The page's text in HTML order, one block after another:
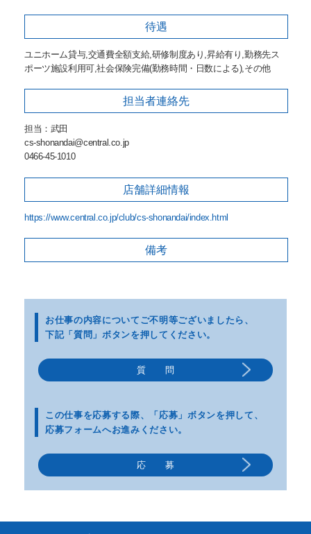
待遇
ユニホーム貸与,交通費全額支給,研修制度あり,昇給有り,勤務先ス
ポーツ施設利用可,社会保険完備(勤務時間・日数による),その他
担当者連絡先
担当：武田
cs-shonandai@central.co.jp
0466-45-1010
店舗詳細情報
https://www.central.co.jp/club/cs-shonandai/index.html
備考
お仕事の内容についてご不明等ございましたら、
下記「質問」ボタンを押してください。
この仕事を応募する際、
「応募」ボタンを押して、
応募フォームへお進みください。
質 問
応 募